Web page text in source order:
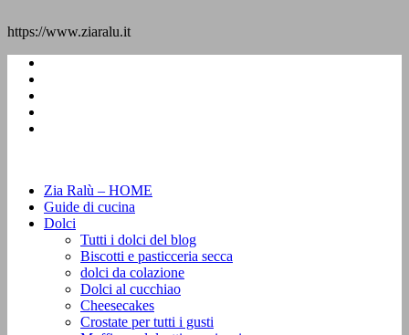
https://www.ziaralu.it
Zia Ralù – HOME
Guide di cucina
Dolci
Tutti i dolci del blog
Biscotti e pasticceria secca
dolci da colazione
Dolci al cucchiao
Cheesecakes
Crostate per tutti i gusti